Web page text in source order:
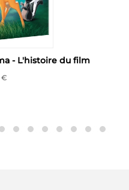
- L'histoire du film
€